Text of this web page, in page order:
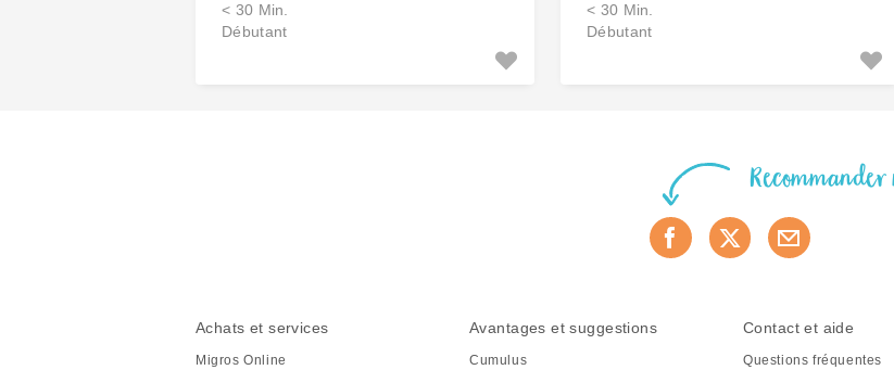
< 30 Min.
Débutant
< 30 Min.
Débutant
Achats et services
Migros Online
Avantages et suggestions
Cumulus
Contact et aide
Questions fréquentes